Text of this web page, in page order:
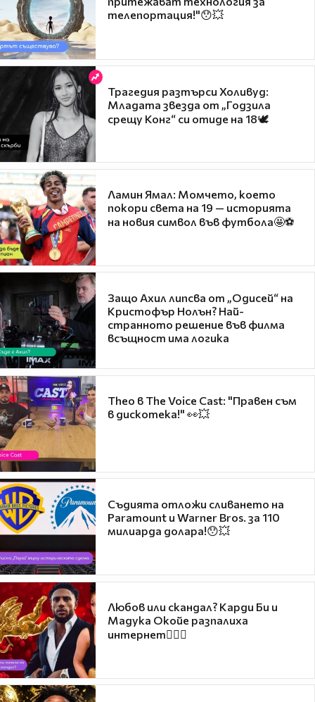
телепортация!"😯💥
Трагедия разтърси Холивуд:
Младата звезда от „Годзила
срещу Конг“ си отиде на 18🕊️
Ламин Ямал: Момчето, което
покори света на 19 — историята
на новия символ във футбола🤩⚽
Защо Ахил липсва от „Одисей“ на
Кристофър Нолън? Най-
странното решение във филма
всъщност има логика
Theo в The Voice Cast: "Правен съм
в дискотека!" 👀💥
Съдията отложи сливането на
Paramount и Warner Bros. за 110
милиарда долара!😯💥
Любов или скандал? Карди Би и
Мадука Окойе разпалиха
интернет❤️‍🔥🔥